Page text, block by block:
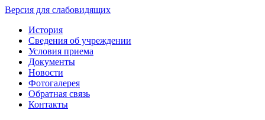
Версия для слабовидящих
История
Сведения об учреждении
Условия приема
Документы
Новости
Фотогалерея
Обратная связь
Контакты